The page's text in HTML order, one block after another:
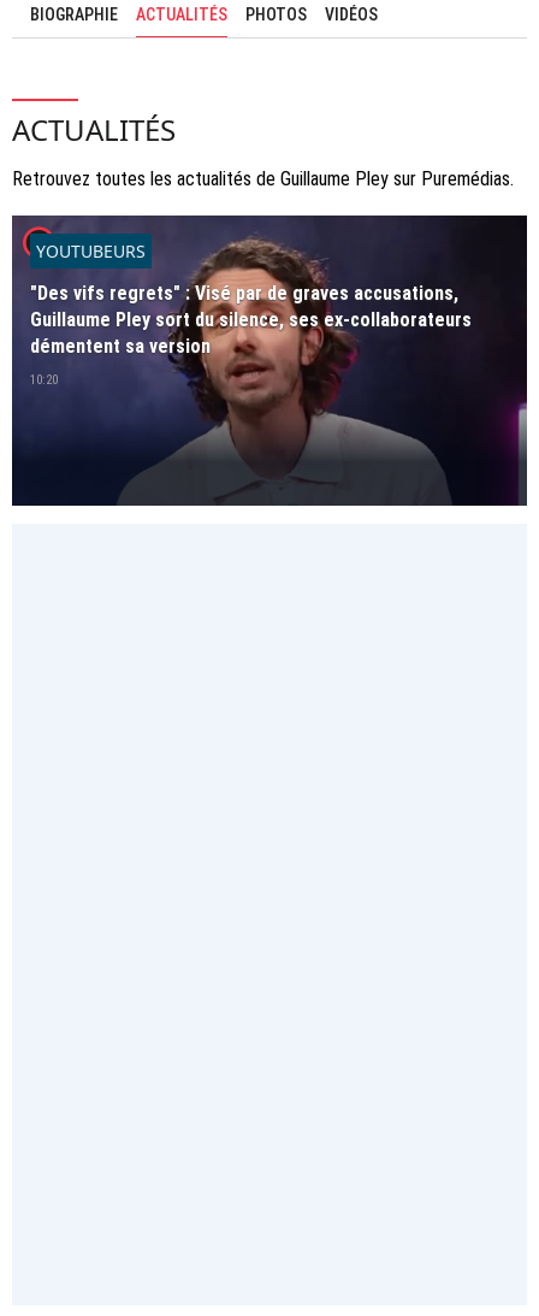
BIOGRAPHIE ACTUALITÉS PHOTOS VIDÉOS
ACTUALITÉS
Retrouvez toutes les actualités de Guillaume Pley sur Puremédias.
player2
YOUTUBEURS
"Des vifs regrets" : Visé par de graves accusations,
Guillaume Pley sort du silence, ses ex-collaborateurs
démentent sa version
10:20